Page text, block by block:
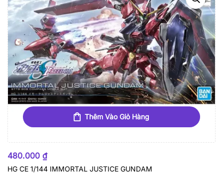
Thêm Vào Giỏ Hàng
480.000 ₫
HG CE 1/144 IMMORTAL JUSTICE GUNDAM